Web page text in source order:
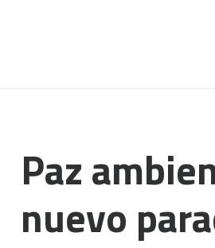
Paz
nuevo